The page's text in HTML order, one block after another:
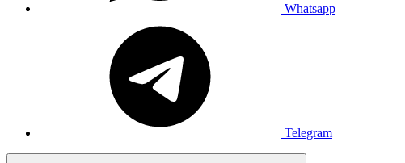
Whatsapp
Telegram